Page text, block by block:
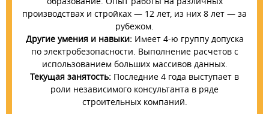
производствах и стройках — 12 лет, из них 8 лет — за
рубежом.
Другие умения и навыки:Имеет 4-ю группу допуска
по электробезопасности. Выполнение расчетов с
использованием больших массивов данных.
Текущая занятость: Последние 4 года выступает в
роли независимого консультанта в ряде
строительных компаний.